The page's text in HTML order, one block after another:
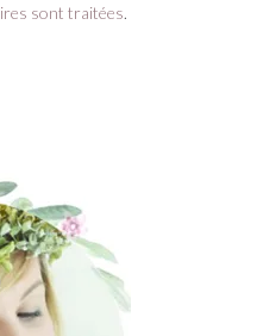
sont traitées.